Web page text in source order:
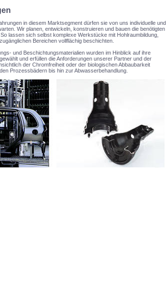
in diesem Marktsegment dürfen sie von uns individuelle und
Wir planen, entwickeln, konstruieren und bauen die benötigten
lassen sich selbst komplexe Werkstücke mit Hohlraumbildung,
Bereichen vollflächig beschichten.
und Beschichtungsmaterialien wurden im Hinblick auf ihre
und erfüllen die Anforderungen unserer Partner und der
der Chromfreiheit oder der biologischen Abbaubarkeit
Prozessbädern bis hin zur Abwasserbehandlung.